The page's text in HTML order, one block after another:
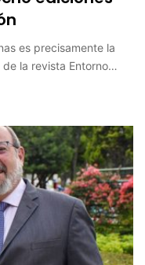
es precisamente la
de la revista Entorno…